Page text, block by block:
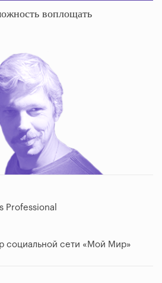
воплощать
Professional
социальной сети «Мой Мир»